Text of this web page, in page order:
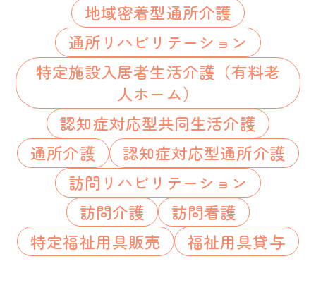
地域密着型通所介護
通所リハビリテーション
特定施設入居者生活介護（有料老
人ホーム）
認知症対応型共同生活介護
通所介護
認知症対応型通所介護
訪問リハビリテーション
訪問介護
訪問看護
特定福祉用具販売
福祉用具貸与